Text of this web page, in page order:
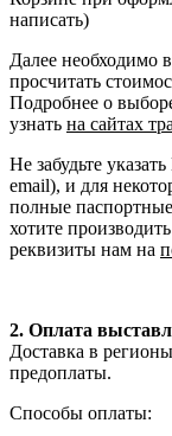
написать)
Далее необходимо
просчитать
Подробнее о
узнать на сайтах
Не забудьте
email), и для
полные
хотите
реквизиты нам на
2. Оплата
Доставка в
предоплаты.
Способы оплаты: